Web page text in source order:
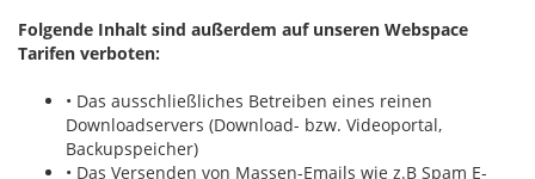
Folgende Inhalt sind außerdem auf unseren Webspace
Tarifen verboten:
• Das ausschließliches Betreiben eines reinen
Downloadservers (Download- bzw. Videoportal,
Backupspeicher)
• Das Versenden von Massen-Emails wie z.B Spam E-